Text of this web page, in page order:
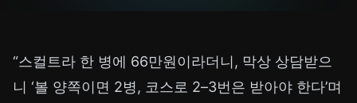
“스컬트라 한 병에 66만원이라더니, 막상 상담받으
니 ‘볼 양쪽이면 2병, 코스로 2–3번은 받아야 한다’며